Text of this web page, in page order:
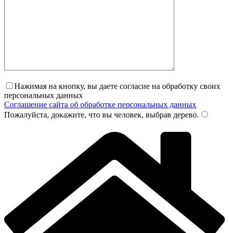
Нажимая на кнопку, вы даете согласие на обработку своих
персональных данных
Соглашение сайта об обработке персональных данных
Пожалуйста, докажите, что вы человек, выбрав дерево.